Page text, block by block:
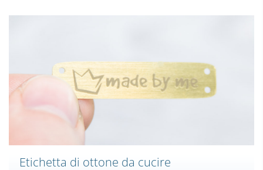
Etichetta di ottone da cucire